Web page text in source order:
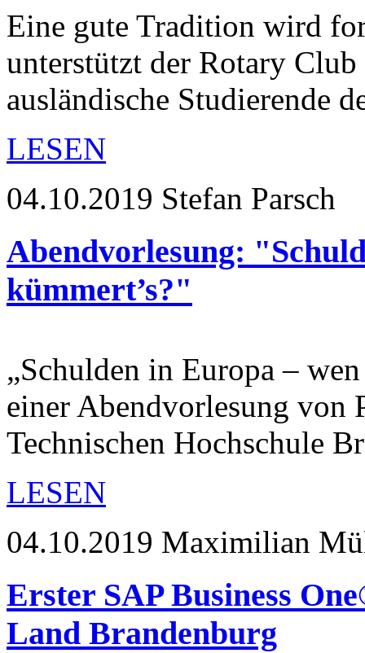
Eine gute Tradition wird
unterstützt der Rotary
ausländische Studierende
LESEN
04.10.2019 Stefan Parsch
Abendvorlesung:
kümmert’s?"
„Schulden in Europa –
einer Abendvorlesung von
Technischen Hochschule
LESEN
04.10.2019 Maximilian
Erster SAP Business
Land Brandenburg